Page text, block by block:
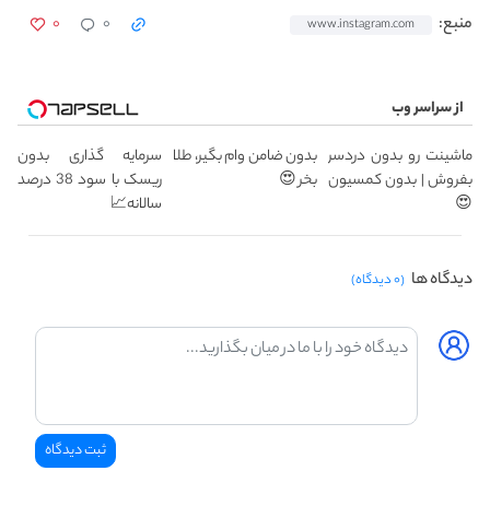
منبع: www.instagram.com ۰ ۰
از سراسر وب
ماشینت رو بدون دردسر
بفروش | بدون کمسیون
😍
بدون ضامن وام بگیر، طلا
بخر 😍
سرمایه گذاری بدون
ریسک با سود 38 درصد
سالانه📈
دیدگاه ها (۰ دیدگاه)